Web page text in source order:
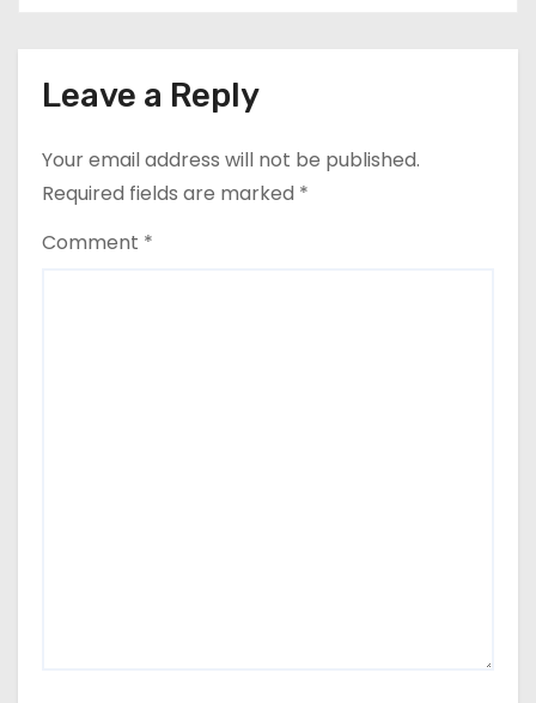
Leave a Reply
Your email address will not be published.
Required fields are marked *
Comment *